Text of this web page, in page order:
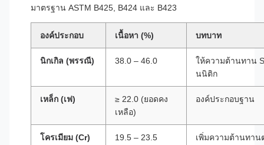
มาตรฐาน ASTM B425, B424 และ B423
องค์ประกอบ เนื้อหา (%) บทบาท
นิกเกิล (พรรณี) 38.0 – 46.0
ให้ความต้านทาน
นนิติก
เหล็ก (เฟ)
≥ 22.0 (ยอดคง
เหลือ)
องค์ประกอบฐาน
โครเมียม (Cr) 19.5 – 23.5
เพิ่มความต้านทาน